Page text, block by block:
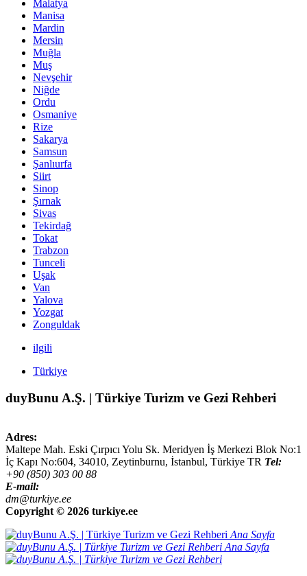
Malatya
Manisa
Mardin
Mersin
Muğla
Muş
Nevşehir
Niğde
Ordu
Osmaniye
Rize
Sakarya
Samsun
Şanlıurfa
Siirt
Sinop
Şırnak
Sivas
Tekirdağ
Tokat
Trabzon
Tunceli
Uşak
Van
Yalova
Yozgat
Zonguldak
ilgili
Türkiye
duyBunu A.Ş. | Türkiye Turizm ve Gezi Rehberi
Adres:
Maltepe Mah. Eski Çırpıcı Yolu Sk. Meridyen İş Merkezi Blok No:1
İç Kapı No:604, 34010, Zeytinburnu, İstanbul, Türkiye TR Tel:
+90 (850) 303 00 88
E-mail:
dm@turkiye.ee
Copyright © 2026 turkiye.ee
Ana Sayfa
Ana Sayfa